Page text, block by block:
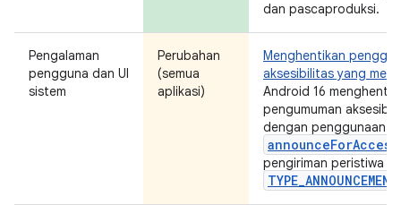
dan pascaproduksi.
Pengalaman
pengguna dan UI
sistem
Perubahan
(semua
aplikasi)
Menghentikan
aksesibilitas yang
Android 16
pengumuman
dengan penggunaan
pengiriman peristiwa
TYPE_ANNOUNCEMENT